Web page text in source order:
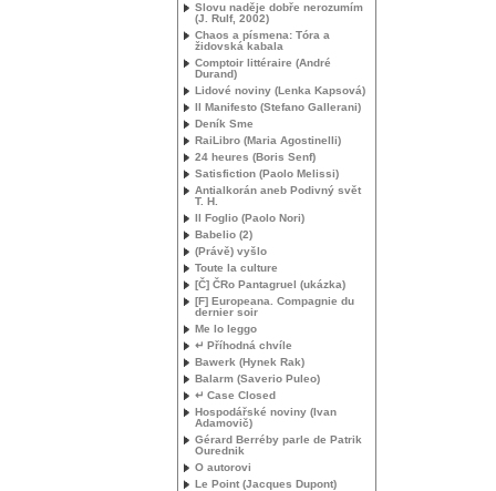
Slovu naděje dobře nerozumím
(J. Rulf, 2002)
Chaos a písmena: Tóra a
židovská kabala
Comptoir littéraire (André
Durand)
Lidové noviny (Lenka Kapsová)
Il Manifesto (Stefano Gallerani)
Deník Sme
RaiLibro (Maria Agostinelli)
24 heures (Boris Senf)
Satisfiction (Paolo Melissi)
Antialkorán aneb Podivný svět
T. H.
Il Foglio (Paolo Nori)
Babelio (2)
(Právě) vyšlo
Toute la culture
[Č] ČRo Pantagruel (ukázka)
[F] Europeana. Compagnie du
dernier soir
Me lo leggo
↵ Příhodná chvíle
Bawerk (Hynek Rak)
Balarm (Saverio Puleo)
↵ Case Closed
Hospodářské noviny (Ivan
Adamovič)
Gérard Berréby parle de Patrik
Ourednik
O autorovi
Le Point (Jacques Dupont)